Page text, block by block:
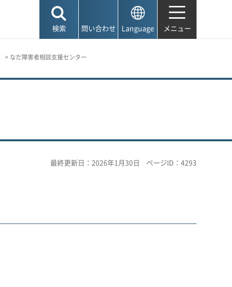
検索 問い合わせ Language メニュー
> なだ障害者相談支援センター
最終更新日：2026年1月30日 ページID：4293